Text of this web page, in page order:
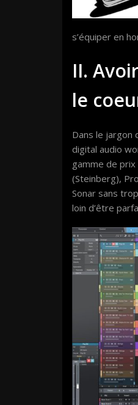
s’équiper en
II.
le
Dans le jargon
digital audio
gamme de
(Steinberg),
Sonar sans
loin d’être